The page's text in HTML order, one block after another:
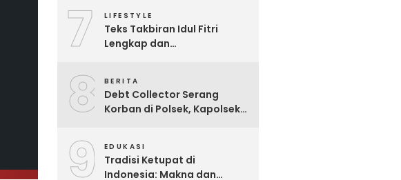
7 LIFESTYLE
Teks Takbiran Idul Fitri
Lengkap dan
8 BERITA
Debt Collector Serang
Korban di Polsek, Kapolsek
9 EDUKASI
Tradisi Ketupat di
Indonesia: Makna dan